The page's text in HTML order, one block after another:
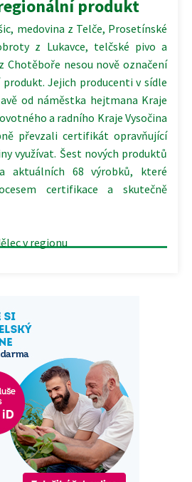
produkt
medovina z Telče, Prosetínské
z Lukavce, telčské pivo a
Chotěboře nesou nově označení
produkt. Jejich producenti v sídle
od náměstka hejtmana Kraje
a radního Kraje Vysočina
převzali certifikát opravňující
využívat. Šest nových produktů
aktuálních 68 výrobků, které
certifikace a skutečně
v regionu